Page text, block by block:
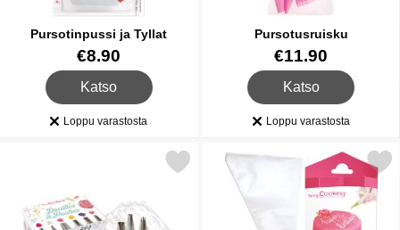
Pursotinpussi ja Tyllat
Tuote.nro 35622
€8.90
Katso
, Pursotinpussi ja Tyllat
Saatavuus:
Loppu varastosta
Pursotusruisku
Tuote.nro 35623€11.90
Katso
, Pursotusruisku
Saatavuus:
Loppu varastosta
Merkitse tylla ja Pursotinpussi Setti suosikiksiMerkitse pursotinpussit